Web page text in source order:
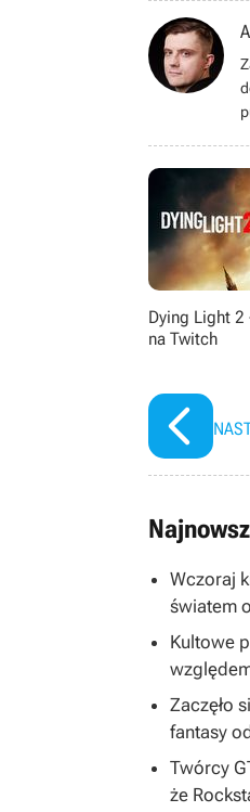
Dying Light 2
na Twitch
Wczoraj
światem
Kultowe
Zaczęło
fantasy
Twórcy
że